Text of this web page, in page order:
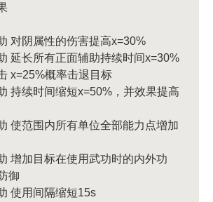
对阴属性的伤害提高x=30%
延长所有正面辅助持续时间x=30%
x=25%概率击退目标
持续时间缩短x=50%，并效果提高
使范围内所有单位全部能力点增加
增加目标在使用武功时的内外功
御
使用间隔缩短15s